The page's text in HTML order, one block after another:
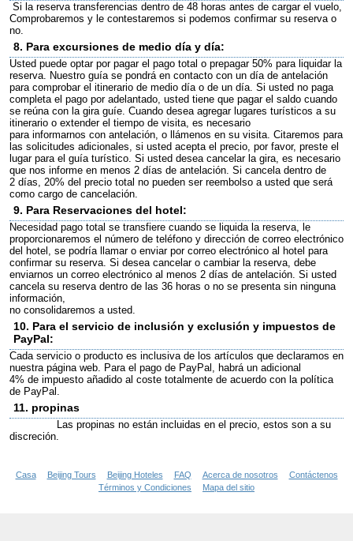
Si la reserva transferencias dentro de 48 horas antes de cargar el vuelo,
Comprobaremos y le contestaremos si podemos confirmar su reserva o
no.
8. Para excursiones de medio día y día:
Usted puede optar por pagar el pago total o prepagar 50% para liquidar la
reserva. Nuestro guía se pondrá en contacto con un día de antelación
para comprobar el itinerario de medio día o de un día. Si usted no paga
completa el pago por adelantado, usted tiene que pagar el saldo cuando
se reúna con la gira guíe. Cuando desea agregar lugares turísticos a su
itinerario o extender el tiempo de visita, es necesario
para informarnos con antelación, o llámenos en su visita. Citaremos para
las solicitudes adicionales, si usted acepta el precio, por favor, preste el
lugar para el guía turístico. Si usted desea cancelar la gira, es necesario
que nos informe en menos 2 días de antelación. Si cancela dentro de
2 días, 20% del precio total no pueden ser reembolso a usted que será
como cargo de cancelación.
9. Para Reservaciones del hotel:
Necesidad pago total se transfiere cuando se liquida la reserva, le
proporcionaremos el número de teléfono y dirección de correo electrónico
del hotel, se podría llamar o enviar por correo electrónico al hotel para
confirmar su reserva. Si desea cancelar o cambiar la reserva, debe
enviarnos un correo electrónico al menos 2 días de antelación. Si usted
cancela su reserva dentro de las 36 horas o no se presenta sin ninguna
información,
no consolidaremos a usted.
10. Para el servicio de inclusión y exclusión y impuestos de
PayPal:
Cada servicio o producto es inclusiva de los artículos que declaramos en
nuestra página web. Para el pago de PayPal, habrá un adicional
4% de impuesto añadido al coste totalmente de acuerdo con la política
de PayPal.
11. propinas
Las propinas no están incluidas en el precio, estos son a su
discreción.
Casa Beijing Tours Beijing Hoteles FAQ Acerca de nosotros
Contáctenos
Términos y Condiciones
Mapa del sitio